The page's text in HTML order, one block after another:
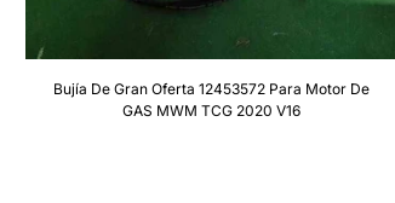
Bujía De Gran Oferta 12453572 Para Motor De
GAS MWM TCG 2020 V16